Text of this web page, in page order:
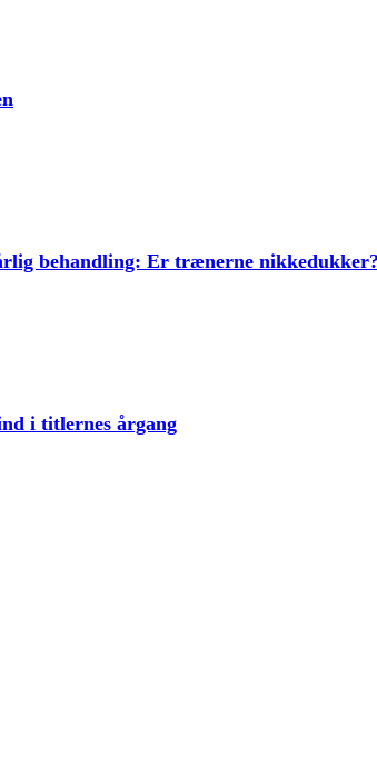
behandling: Er trænerne nikkedukker?
i titlernes årgang